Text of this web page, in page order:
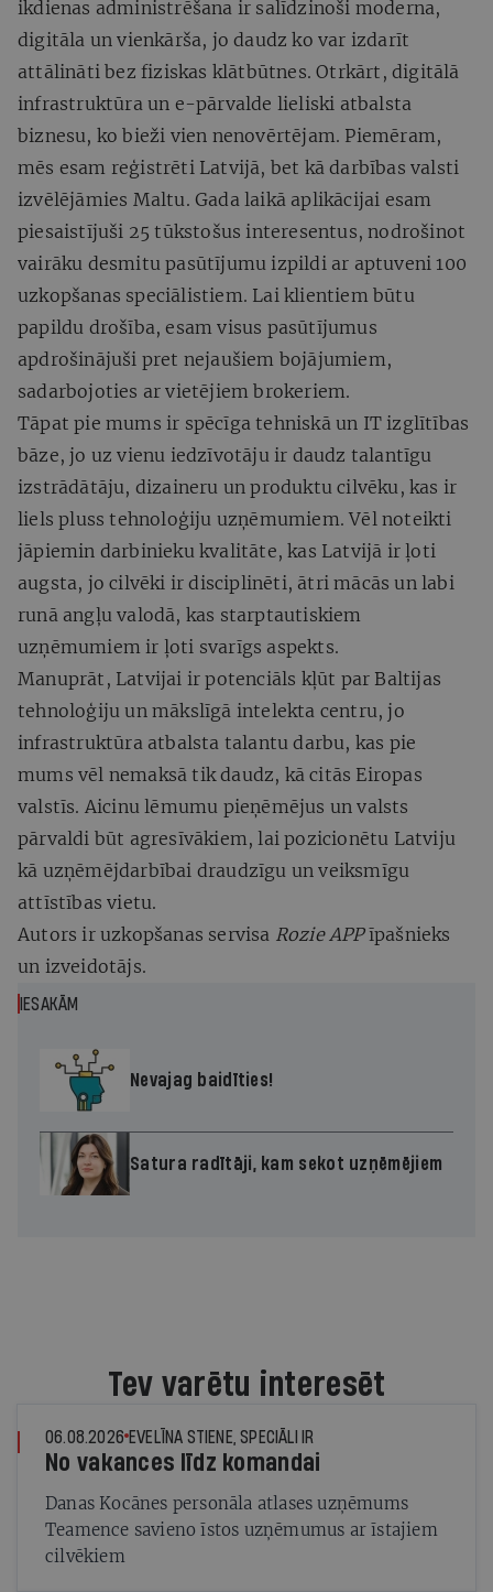
ikdienas administrēšana ir salīdzinoši moderna,
digitāla un vienkārša, jo daudz ko var izdarīt
attālināti bez fiziskas klātbūtnes. Otrkārt, digitālā
infrastruktūra un e-pārvalde lieliski atbalsta
biznesu, ko bieži vien nenovērtējam. Piemēram,
mēs esam reģistrēti Latvijā, bet kā darbības valsti
izvēlējāmies Maltu. Gada laikā aplikācijai esam
piesaistījuši 25 tūkstošus interesentus, nodrošinot
vairāku desmitu pasūtījumu izpildi ar aptuveni 100
uzkopšanas speciālistiem. Lai klientiem būtu
papildu drošība, esam visus pasūtījumus
apdrošinājuši pret nejaušiem bojājumiem,
sadarbojoties ar vietējiem brokeriem.
Tāpat pie mums ir spēcīga tehniskā un IT izglītības
bāze, jo uz vienu iedzīvotāju ir daudz talantīgu
izstrādātāju, dizaineru un produktu cilvēku, kas ir
liels pluss tehnoloģiju uzņēmumiem. Vēl noteikti
jāpiemin darbinieku kvalitāte, kas Latvijā ir ļoti
augsta, jo cilvēki ir disciplinēti, ātri mācās un labi
runā angļu valodā, kas starptautiskiem
uzņēmumiem ir ļoti svarīgs aspekts.
Manuprāt, Latvijai ir potenciāls kļūt par Baltijas
tehnoloģiju un mākslīgā intelekta centru, jo
infrastruktūra atbalsta talantu darbu, kas pie
mums vēl nemaksā tik daudz, kā citās Eiropas
valstīs. Aicinu lēmumu pieņēmējus un valsts
pārvaldi būt agresīvākiem, lai pozicionētu Latviju
kā uzņēmējdarbībai draudzīgu un veiksmīgu
attīstības vietu.
Autors ir uzkopšanas servisa Rozie APPīpašnieks
un izveidotājs.
IESAKĀM
Nevajag baidīties!
Satura radītāji, kam sekot uzņēmējiem
Tev varētu interesēt
06.08.2026 EVELĪNA STIENE, SPECIĀLI IR
No vakances līdz komandai
Danas Kocānes personāla atlases uzņēmums
Teamence savieno īstos uzņēmumus ar īstajiem
cilvēkiem